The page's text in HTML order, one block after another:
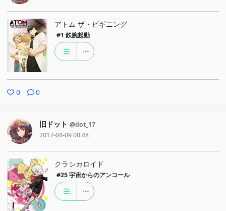
アトム ザ・ビギニング
#1 鉄腕起動
0 0
旧ドット @dot_17
2017-04-09 00:48
クラシカロイド
#25 宇宙からのアンコール